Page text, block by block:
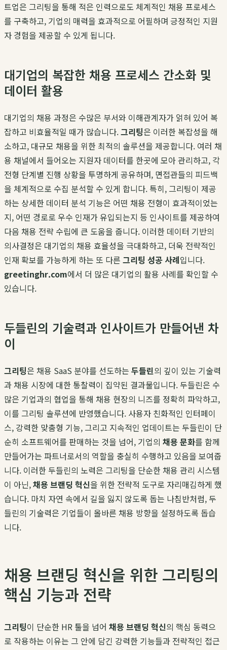
트업은 그리팅을 통해 적은 인력으로도 체계적인 채용 프로세스
를 구축하고, 기업의 매력을 효과적으로 어필하며 긍정적인 지원
자 경험을 제공할 수 있게 됩니다.
대기업의 복잡한 채용 프로세스 간소화 및
데이터 활용
대기업의 채용 과정은 수많은 부서와 이해관계자가 얽혀 있어 복
잡하고 비효율적일 때가 많습니다.그리팅은 이러한 복잡성을 해
소하고, 대규모 채용을 위한 최적의 솔루션을 제공합니다. 여러 채
용 채널에서 들어오는 지원자 데이터를 한곳에 모아 관리하고, 각
전형 단계별 진행 상황을 투명하게 공유하며, 면접관들의 피드백
을 체계적으로 수집 분석할 수 있게 합니다. 특히, 그리팅이 제공
하는 상세한 데이터 분석 기능은 어떤 채용 전형이 효과적이었는
지, 어떤 경로로 우수 인재가 유입되는지 등 인사이트를 제공하여
다음 채용 전략 수립에 큰 도움을 줍니다. 이러한 데이터 기반의
의사결정은 대기업의 채용 효율성을 극대화하고, 더욱 전략적인
인재 확보를 가능하게 하는 또 다른 그리팅 성공 사례입니다.
greetinghr.com에서 더 많은 대기업의 활용 사례를 확인할 수
있습니다.
두들린의 기술력과 인사이트가 만들어낸 차
이
그리팅은 채용 SaaS 분야를 선도하는 두들린의 깊이 있는 기술력
과 채용 시장에 대한 통찰력이 집약된 결과물입니다. 두들린은 수
많은 기업과의 협업을 통해 채용 현장의 니즈를 정확히 파악하고,
이를 그리팅 솔루션에 반영했습니다. 사용자 친화적인 인터페이
스, 강력한 맞춤형 기능, 그리고 지속적인 업데이트는 두들린이 단
순히 소프트웨어를 판매하는 것을 넘어, 기업의 채용 문화를 함께
만들어가는 파트너로서의 역할을 충실히 수행하고 있음을 보여줍
니다. 이러한 두들린의 노력은 그리팅을 단순한 채용 관리 시스템
이 아닌,채용 브랜딩 혁신을 위한 전략적 도구로 자리매김하게 했
습니다. 마치 자연 속에서 길을 잃지 않도록 돕는 나침반처럼, 두
들린의 기술력은 기업들이 올바른 채용 방향을 설정하도록 돕습
니다.
채용 브랜딩 혁신을 위한 그리팅의
핵심 기능과 전략
그리팅이 단순한 HR 툴을 넘어 채용 브랜딩 혁신의 핵심 동력으
로 작용하는 이유는 그 안에 담긴 강력한 기능들과 전략적인 접근